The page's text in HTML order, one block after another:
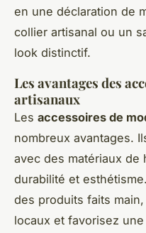
en une déclaration de
collier artisanal ou un
look distinctif.
Les avantages des
artisanaux
Les accessoires de
nombreux avantages.
avec des matériaux de
durabilité et
des produits faits
locaux et favorisez